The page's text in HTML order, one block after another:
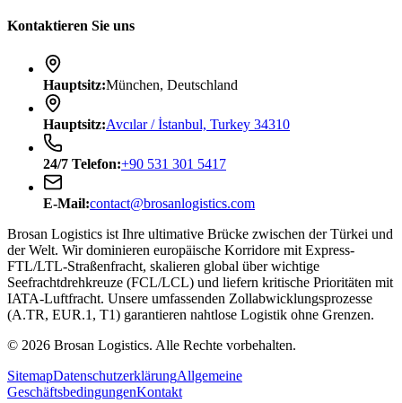
Kontaktieren Sie uns
Hauptsitz:München, Deutschland
Hauptsitz:Avcılar / İstanbul, Turkey 34310
24/7 Telefon:+90 531 301 5417
E-Mail:contact@brosanlogistics.com
Brosan Logistics ist Ihre ultimative Brücke zwischen der Türkei und
der Welt. Wir dominieren europäische Korridore mit Express-
FTL/LTL-Straßenfracht, skalieren global über wichtige
Seefrachtdrehkreuze (FCL/LCL) und liefern kritische Prioritäten mit
IATA-Luftfracht. Unsere umfassenden Zollabwicklungsprozesse
(A.TR, EUR.1, T1) garantieren nahtlose Logistik ohne Grenzen.
© 2026 Brosan Logistics. Alle Rechte vorbehalten.
SitemapDatenschutzerklärungAllgemeine
GeschäftsbedingungenKontakt